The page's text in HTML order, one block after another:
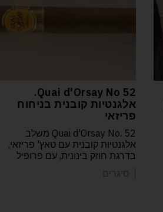
52 Quai d'Orsay No.
אלגנטיות קובנית בניחוח
פריזאי
Quai d'Orsay No. 52 משלב
אלגנטיות קובנית עם טאץ' פריזאי,
בדרגת חוזק בינונית, עם פרופיל
| סיגרים